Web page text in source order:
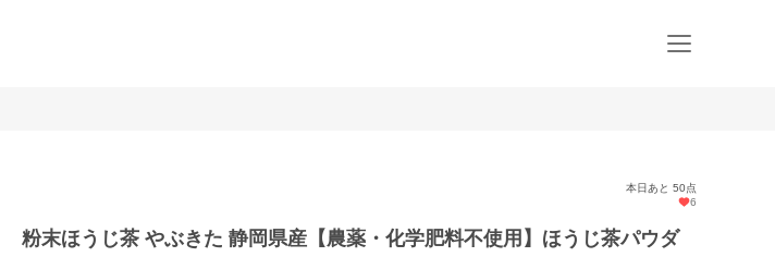
本日あと 50点
6
粉末ほうじ茶 やぶきた 静岡県産【農薬・化学肥料不使用】ほうじ茶パウダ